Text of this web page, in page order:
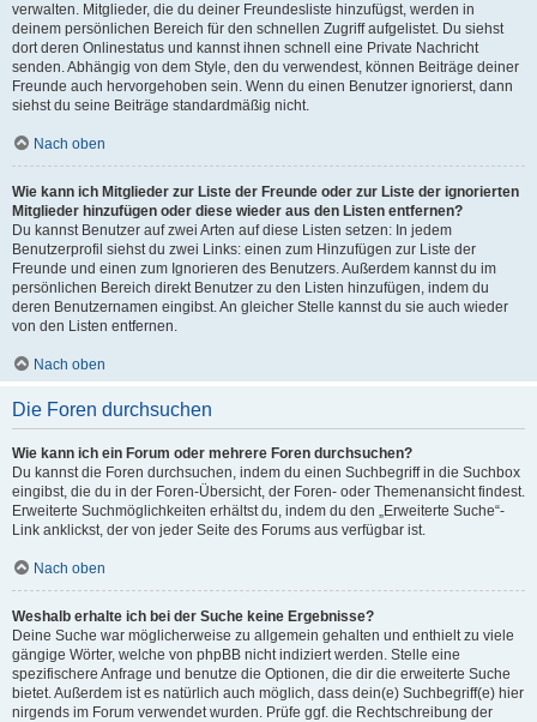
verwalten. Mitglieder, die du deiner Freundesliste hinzufügst, werden in
deinem persönlichen Bereich für den schnellen Zugriff aufgelistet. Du siehst
dort deren Onlinestatus und kannst ihnen schnell eine Private Nachricht
senden. Abhängig von dem Style, den du verwendest, können Beiträge deiner
Freunde auch hervorgehoben sein. Wenn du einen Benutzer ignorierst, dann
siehst du seine Beiträge standardmäßig nicht.
Nach oben
Wie kann ich Mitglieder zur Liste der Freunde oder zur Liste der ignorierten
Mitglieder hinzufügen oder diese wieder aus den Listen entfernen?
Du kannst Benutzer auf zwei Arten auf diese Listen setzen: In jedem
Benutzerprofil siehst du zwei Links: einen zum Hinzufügen zur Liste der
Freunde und einen zum Ignorieren des Benutzers. Außerdem kannst du im
persönlichen Bereich direkt Benutzer zu den Listen hinzufügen, indem du
deren Benutzernamen eingibst. An gleicher Stelle kannst du sie auch wieder
von den Listen entfernen.
Nach oben
Die Foren durchsuchen
Wie kann ich ein Forum oder mehrere Foren durchsuchen?
Du kannst die Foren durchsuchen, indem du einen Suchbegriff in die Suchbox
eingibst, die du in der Foren-Übersicht, der Foren- oder Themenansicht findest.
Erweiterte Suchmöglichkeiten erhältst du, indem du den „Erweiterte Suche“-
Link anklickst, der von jeder Seite des Forums aus verfügbar ist.
Nach oben
Weshalb erhalte ich bei der Suche keine Ergebnisse?
Deine Suche war möglicherweise zu allgemein gehalten und enthielt zu viele
gängige Wörter, welche von phpBB nicht indiziert werden. Stelle eine
spezifischere Anfrage und benutze die Optionen, die dir die erweiterte Suche
bietet. Außerdem ist es natürlich auch möglich, dass dein(e) Suchbegriff(e) hier
nirgends im Forum verwendet wurden. Prüfe ggf. die Rechtschreibung der